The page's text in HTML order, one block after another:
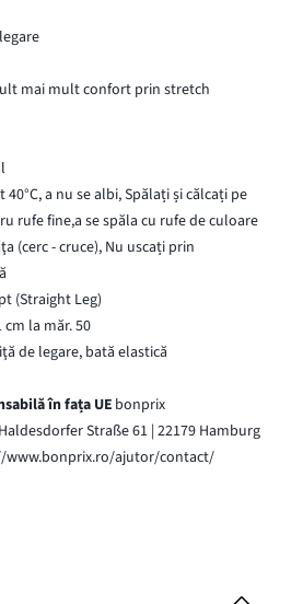
mai mult confort prin stretch
a nu se albi, Spălați și călcați pe
rufe fine,a se spăla cu rufe de culoare
(cerc - cruce), Nu uscați prin
(Straight Leg)
cm la măr. 50
de legare, bată elastică
în fața UE bonprix
Straße 61 | 22179 Hamburg
www.bonprix.ro/ajutor/contact/